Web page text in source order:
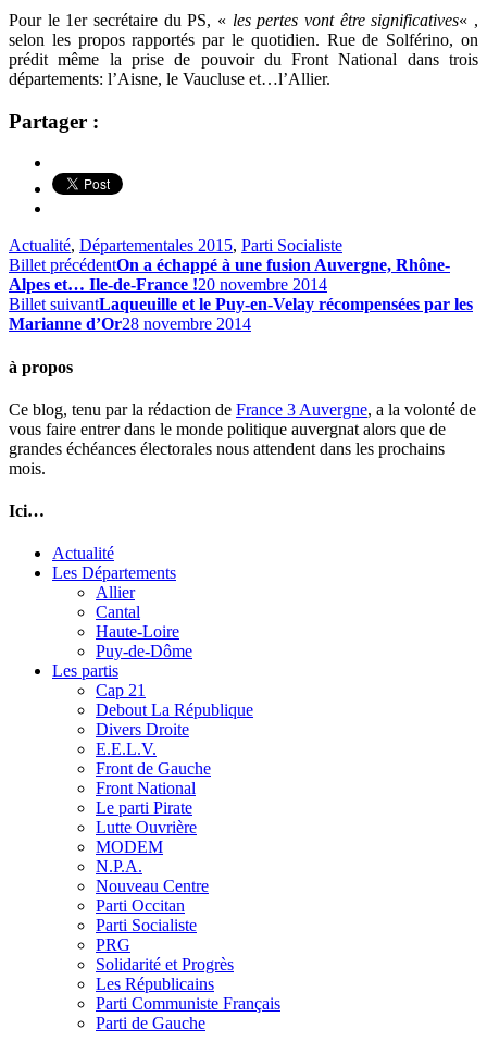
Pour le 1er secrétaire du PS, « les pertes vont être significatives« ,
selon les propos rapportés par le quotidien. Rue de Solférino, on
prédit même la prise de pouvoir du Front National dans trois
départements: l’Aisne, le Vaucluse et…l’Allier.
Partager :
Actualité, Départementales 2015, Parti Socialiste
Billet précédentOn a échappé à une fusion Auvergne, Rhône-
Alpes et… Ile-de-France !20 novembre 2014
Billet suivantLaqueuille et le Puy-en-Velay récompensées par les
Marianne d’Or28 novembre 2014
à propos
Ce blog, tenu par la rédaction de France 3 Auvergne, a la volonté de
vous faire entrer dans le monde politique auvergnat alors que de
grandes échéances électorales nous attendent dans les prochains
mois.
Ici…
Actualité
Les Départements
Allier
Cantal
Haute-Loire
Puy-de-Dôme
Les partis
Cap 21
Debout La République
Divers Droite
E.E.L.V.
Front de Gauche
Front National
Le parti Pirate
Lutte Ouvrière
MODEM
N.P.A.
Nouveau Centre
Parti Occitan
Parti Socialiste
PRG
Solidarité et Progrès
Les Républicains
Parti Communiste Français
Parti de Gauche